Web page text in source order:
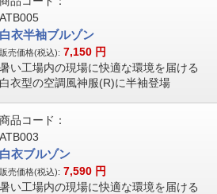
ATB005
白衣半袖ブルゾン
販売価格(税込): 7,150 円
暑い工場内の現場に快適な環境を届ける
白衣型の空調風神服(R)に半袖登場
商品コード：
ATB003
白衣ブルゾン
販売価格(税込): 7,590 円
暑い工場内の現場に快適な環境を届ける